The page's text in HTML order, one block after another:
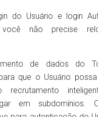
do Usuário e login
não precise
de dados do
que o Usuário
recrutamento
em subdomínios.